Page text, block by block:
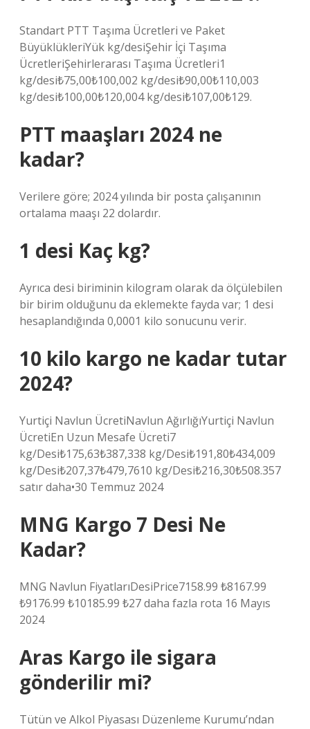
Standart PTT Taşıma Ücretleri ve Paket
BüyüklükleriYük kg/desiŞehir İçi Taşıma
ÜcretleriŞehirlerarası Taşıma Ücretleri1
kg/desi₺75,00₺100,002 kg/desi₺90,00₺110,003
kg/desi₺100,00₺120,004 kg/desi₺107,00₺129.
PTT maaşları 2024 ne
kadar?
Verilere göre; 2024 yılında bir posta çalışanının
ortalama maaşı 22 dolardır.
1 desi Kaç kg?
Ayrıca desi biriminin kilogram olarak da ölçülebilen
bir birim olduğunu da eklemekte fayda var; 1 desi
hesaplandığında 0,0001 kilo sonucunu verir.
10 kilo kargo ne kadar tutar
2024?
Yurtiçi Navlun ÜcretiNavlun AğırlığıYurtiçi Navlun
ÜcretiEn Uzun Mesafe Ücreti7
kg/Desi₺175,63₺387,338 kg/Desi₺191,80₺434,009
kg/Desi₺207,37₺479,7610 kg/Desi₺216,30₺508.357
satır daha•30 Temmuz 2024
MNG Kargo 7 Desi Ne
Kadar?
MNG Navlun FiyatlarıDesiPrice7158.99 ₺8167.99
₺9176.99 ₺10185.99 ₺27 daha fazla rota 16 Mayıs
2024
Aras Kargo ile sigara
gönderilir mi?
Tütün ve Alkol Piyasası Düzenleme Kurumu’ndan